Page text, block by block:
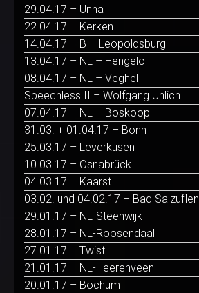
29.04.17 – Unna
22.04.17 – Kerken
14.04.17 – B – Leopoldsburg
13.04.17 – NL – Hengelo
08.04.17 – NL – Veghel
Speechless II – Wolfgang Uhlich
07.04.17 – NL – Boskoop
31.03. + 01.04.17 – Bonn
25.03.17 – Leverkusen
10.03.17 – Osnabrück
04.03.17 – Kaarst
03.02. und 04.02.17 – Bad Salzuflen
29.01.17 – NL-Steenwijk
28.01.17 – NL-Roosendaal
27.01.17 – Twist
21.01.17 – NL-Heerenveen
20.01.17 – Bochum